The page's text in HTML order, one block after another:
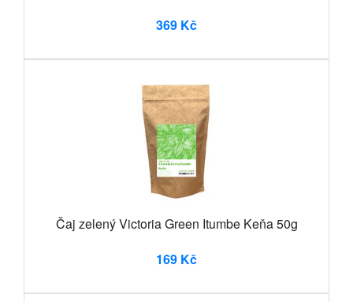
369 Kč
Čaj zelený Victoria Green Itumbe Keňa 50g
169 Kč